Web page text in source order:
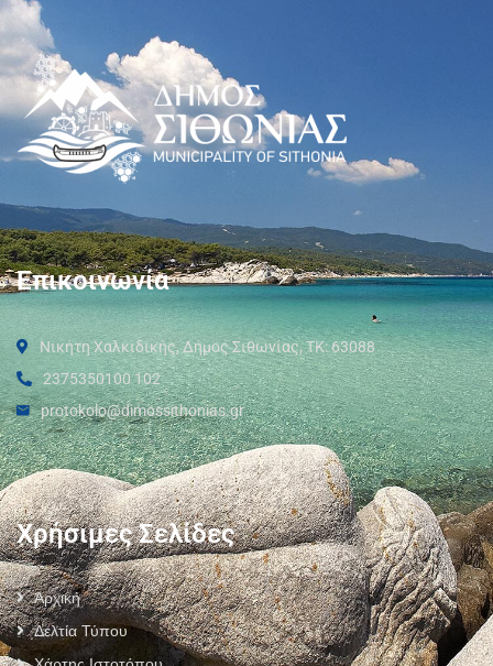
Επικοινωνία
Νικήτη Χαλκιδικής, Δήμος Σιθωνίας, ΤΚ: 63088
2375350100 102
protokolo@dimossithonias.gr
Χρήσιμες Σελίδες
Αρχική
Δελτία Τύπου